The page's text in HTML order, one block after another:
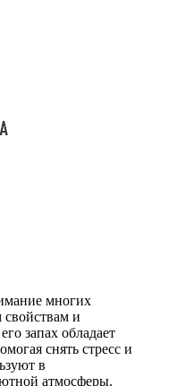
многих
и
запах обладает
снять стресс и
в
атмосферы.